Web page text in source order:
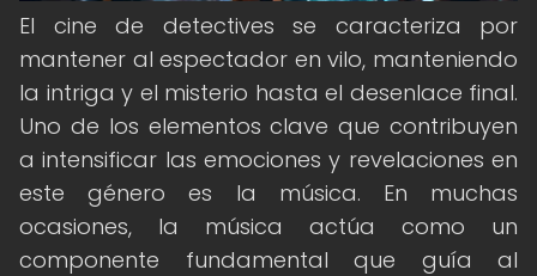
El cine de detectives se caracteriza por
mantener al espectador en vilo, manteniendo
la intriga y el misterio hasta el desenlace final.
Uno de los elementos clave que contribuyen
a intensificar las emociones y revelaciones en
este género es la música. En muchas
ocasiones, la música actúa como un
componente fundamental que guía al